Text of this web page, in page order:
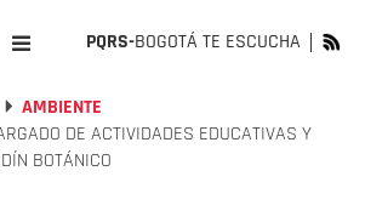
PQRS-BOGOTÁ TE ESCUCHA
AMBIENTE
DE ACTIVIDADES EDUCATIVAS Y
BOTÁNICO